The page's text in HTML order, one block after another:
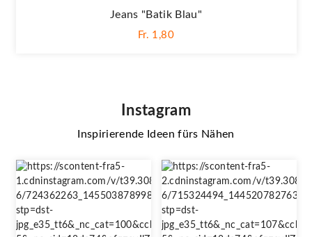
Jeans "Batik Blau"
Fr. 1,80
Instagram
Inspirierende Ideen fürs Nähen